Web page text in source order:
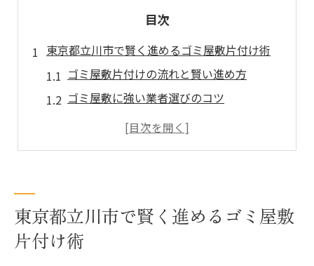
目次
東京都立川市で賢く進めるゴミ屋敷片付け術
ゴミ屋敷片付けの流れと賢い進め方
ゴミ屋敷に強い業者選びのコツ
立川市で安心できるゴミ屋敷対応法
ゴミ屋敷片付け費用の目安と相場感
料金が変動するゴミ屋敷の要因とは
東京都立川市で賢く進めるゴミ屋敷
片付け術